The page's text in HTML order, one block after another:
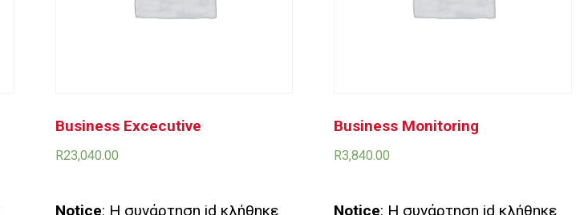
Business Excecutive
R23,040.00
Notice: Η συνάρτηση id κλήθηκε
Business Monitoring
R3,840.00
Notice: Η συνάρτηση id κλήθηκε